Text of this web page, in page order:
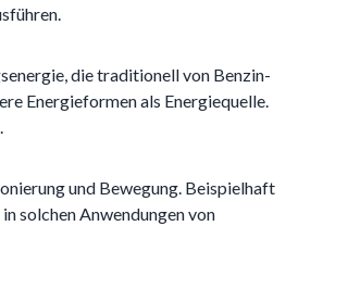
die traditionell von Benzin-
Energieformen als Energiequelle.
und Bewegung. Beispielhaft
solchen Anwendungen von